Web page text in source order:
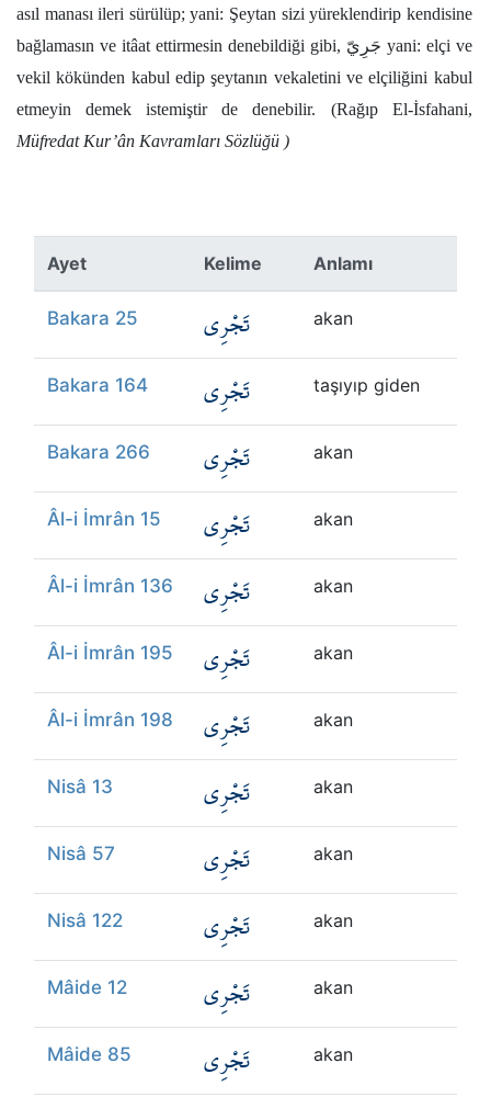
asıl manası ileri sürülüp; yani: Şeytan sizi yüreklendirip kendisine
bağlamasın ve itâat ettirmesin denebildiği gibi, جَرِيّ yani: elçi ve
vekil kökünden kabul edip şeytanın vekaletini ve elçiliğini kabul
etmeyin demek istemiştir de denebilir. (Rağıp El-İsfahani,
Müfredat Kur’ân Kavramları Sözlüğü )
Ayet Kelime Anlamı
Bakara 25 تَجْرِي akan
Bakara 164 تَجْرِي taşıyıp giden
Bakara 266 تَجْرِي akan
Âl-i İmrân 15 تَجْرِي akan
Âl-i İmrân 136 تَجْرِي akan
Âl-i İmrân 195 تَجْرِي akan
Âl-i İmrân 198 تَجْرِي akan
Nisâ 13 تَجْرِي akan
Nisâ 57 تَجْرِي akan
Nisâ 122 تَجْرِي akan
Mâide 12 تَجْرِي akan
Mâide 85 تَجْرِي akan